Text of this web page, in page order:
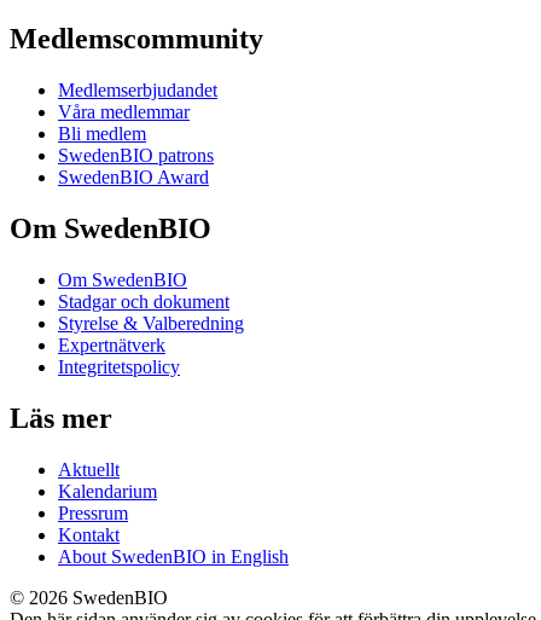
Medlemscommunity
Medlemserbjudandet
Våra medlemmar
Bli medlem
SwedenBIO patrons
SwedenBIO Award
Om SwedenBIO
Om SwedenBIO
Stadgar och dokument
Styrelse & Valberedning
Expertnätverk
Integritetspolicy
Läs mer
Aktuellt
Kalendarium
Pressrum
Kontakt
About SwedenBIO in English
© 2026 SwedenBIO